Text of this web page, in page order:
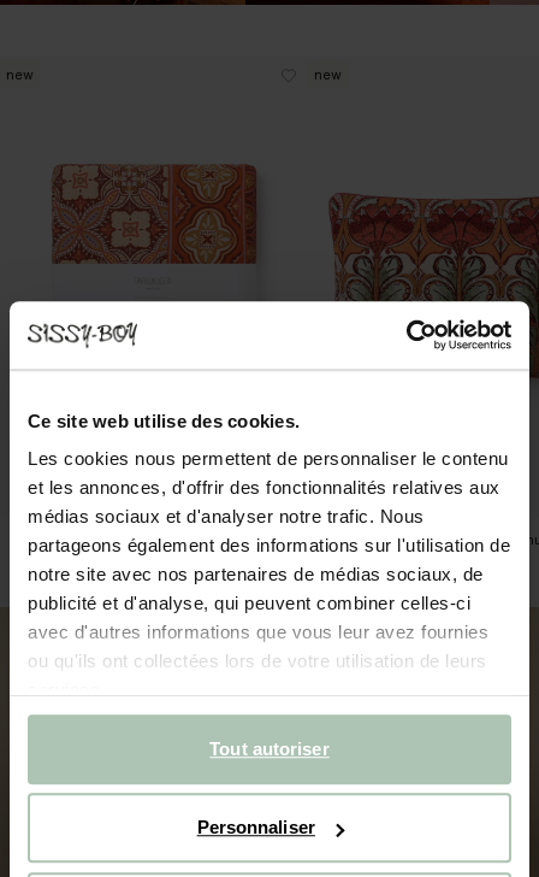
Ce site web utilise des cookies.
Les cookies nous permettent de personnaliser le contenu
et les annonces, d'offrir des fonctionnalités relatives aux
médias sociaux et d'analyser notre trafic. Nous
partageons également des informations sur l'utilisation de
notre site avec nos partenaires de médias sociaux, de
publicité et d'analyse, qui peuvent combiner celles-ci
avec d'autres informations que vous leur avez fournies
ou qu'ils ont collectées lors de votre utilisation de leurs
Tout autoriser
Personnaliser
Nappe avec imprimé (140x220 cm) - multicolore
new
Coussin avec imprimé fleuri -
new